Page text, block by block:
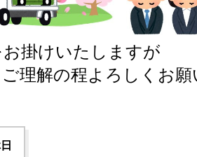
掛けいたしますが
よろしくお願い